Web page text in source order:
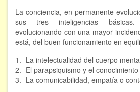
Viaje Astral, Evolución de la
Bioenergía Cuántica Evolutiva
PRÁCTICO
NOTICIAS Y ENTREVISTAS
La conciencia, en permanente
sus tres inteligencias básicas.
evolucionando con una mayor
está, del buen funcionamiento en
1.- La intelectualidad del cuerpo
2.- El parapsiquismo y el
3.- La comunicabilidad, empatía o